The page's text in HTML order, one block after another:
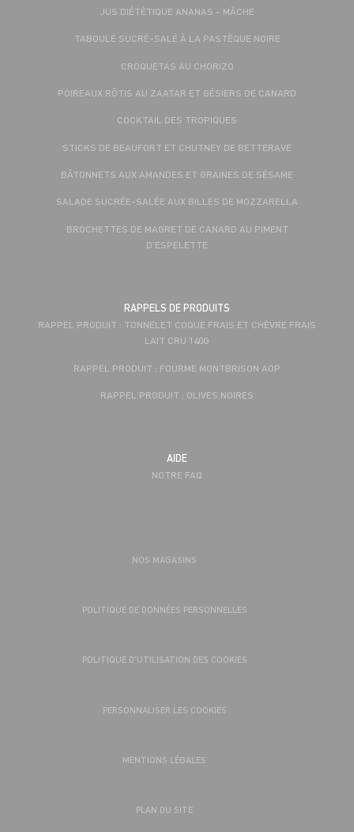
JUS DIÉTÉTIQUE ANANAS - MÂCHE
TABOULÉ SUCRÉ-SALÉ À LA PASTÈQUE NOIRE
CROQUETAS AU CHORIZO
POIREAUX RÔTIS AU ZAATAR ET GÉSIERS DE CANARD
COCKTAIL DES TROPIQUES
STICKS DE BEAUFORT ET CHUTNEY DE BETTERAVE
BÂTONNETS AUX AMANDES ET GRAINES DE SÉSAME
SALADE SUCRÉE-SALÉE AUX BILLES DE MOZZARELLA
BROCHETTES DE MAGRET DE CANARD AU PIMENT
D’ESPELETTE
RAPPELS DE PRODUITS
RAPPEL PRODUIT : TONNELET COQUE FRAIS ET CHÈVRE FRAIS
LAIT CRU 140G
RAPPEL PRODUIT : FOURME MONTBRISON AOP
RAPPEL PRODUIT : OLIVES NOIRES
AIDE
NOTRE FAQ
NOS MAGASINS
POLITIQUE DE DONNÉES PERSONNELLES
POLITIQUE D’UTILISATION DES COOKIES
PERSONNALISER LES COOKIES
MENTIONS LÉGALES
PLAN DU SITE